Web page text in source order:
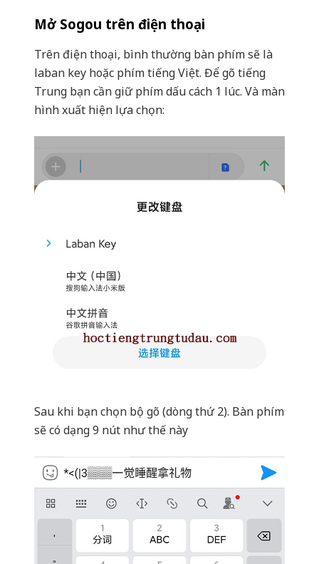
hình xuất hiện lựa chọn:
Sau khi bạn chọn bộ gõ (dòng thứ 2). Bàn phím
sẽ có dạng 9 nút như thế này